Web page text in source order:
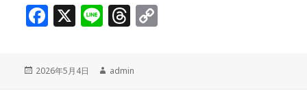
F
c
e
X Li
e
T
e
投
2026年5月4日
作
admin